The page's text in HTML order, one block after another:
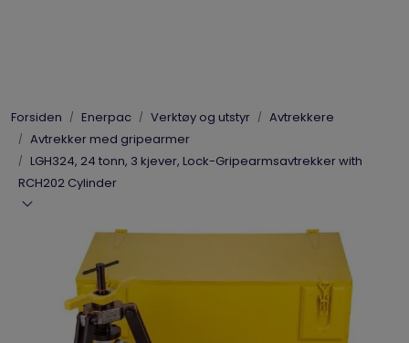
Forsiden Enerpac Verktøy og utstyr
Avtrekkere
Avtrekker med gripearmer
LGH324, 24 tonn, 3 kjever, Lock-Gripearmsavtrekker with
RCH202 Cylinder
Enerpac
Hydraulikk